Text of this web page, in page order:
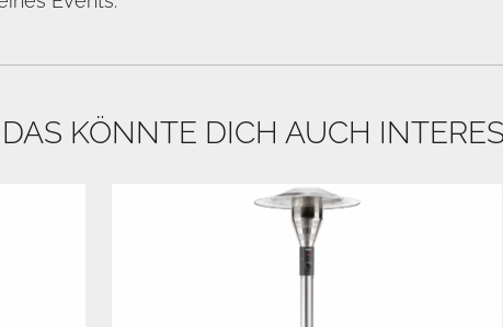
DAS KÖNNTE DICH AUCH